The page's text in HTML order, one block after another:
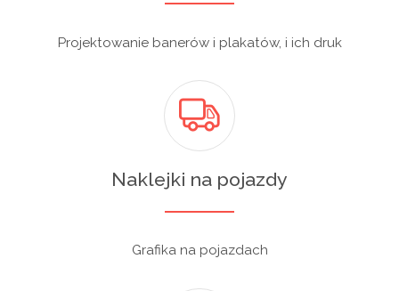
Projektowanie banerów i plakatów, i ich druk
Naklejki na pojazdy
Grafika na pojazdach